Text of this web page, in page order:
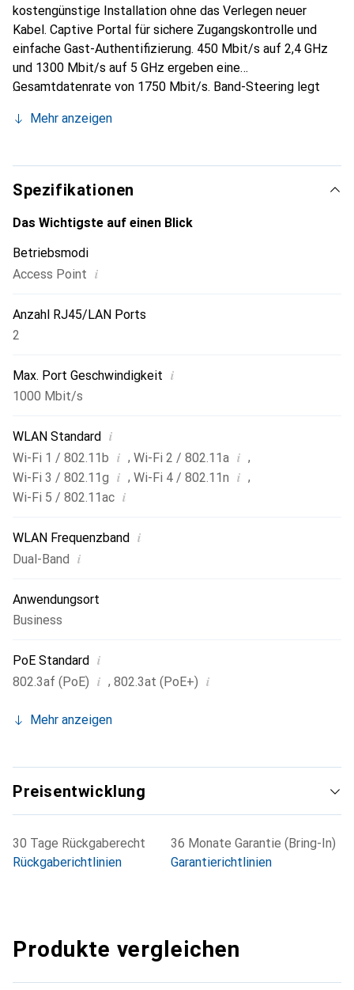
kostengünstige Installation ohne das Verlegen neuer
Kabel. Captive Portal für sichere Zugangskontrolle und
einfache Gast-Authentifizierung. 450 Mbit/s auf 2,4 GHz
und 1300 Mbit/s auf 5 GHz ergeben eine
Gesamtdatenrate von 1750 Mbit/s. Band-Steering legt
Frequenzband. Loadbalancing stellt sicher, dass die
aufgeteilt wird.
Mehr anzeigen
Spezifikationen
Das Wichtigste auf einen Blick
Betriebsmodi
Access Point i
Anzahl RJ45/LAN Ports
2
Max. Port Geschwindigkeit i
1000 Mbit/s
WLAN Standard i
Wi-Fi 1 / 802.11b i , Wi-Fi 2 / 802.11a i ,
Wi-Fi 3 / 802.11g i , Wi-Fi 4 / 802.11n i ,
Wi-Fi 5 / 802.11ac i
WLAN Frequenzband i
Dual-Band i
Anwendungsort
Business
PoE Standard i
802.3af (PoE) i , 802.3at (PoE+) i
Mehr anzeigen
Preisentwicklung
30 Tage Rückgaberecht
Rückgaberichtlinien
36 Monate Garantie (Bring-In)
Garantierichtlinien
Produkte vergleichen